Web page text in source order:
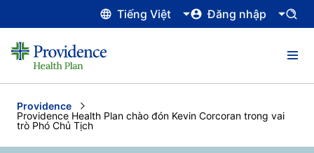
Tiếng Việt Đăng nhập
Providence
Current:
Providence Health Plan chào đón Kevin Corcoran trong vai
trò Phó Chủ Tịch